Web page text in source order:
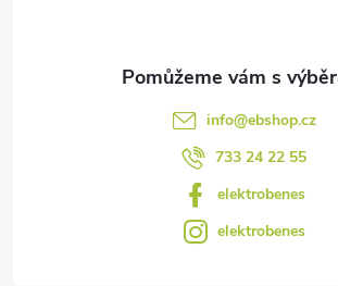
info@ebshop.cz
733 24 22 55
elektrobenes
elektrobenes